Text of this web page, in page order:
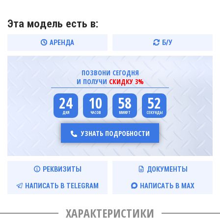
Эта модель есть в:
АРЕНДА Б/У
ПОЗВОНИ СЕГОДНЯ
И ПОЛУЧИ СКИДКУ 3%
24 10 58 51
УЗНАТЬ ПОДРОБНОСТИ
РЕКВИЗИТЫ ДОКУМЕНТЫ
НАПИСАТЬ В TELEGRAM НАПИСАТЬ В MAX
ХАРАКТЕРИСТИКИ